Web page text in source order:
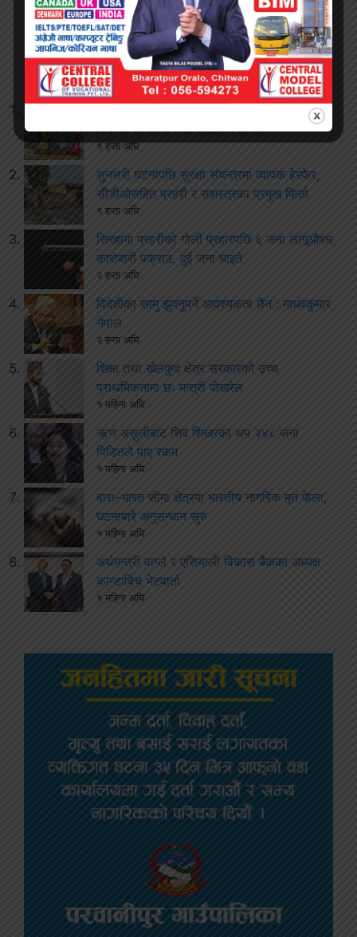
ताजा खबरः
विकास समितिमा रिता कँडेल मनोनित
१ हप्ता अघि
सुनसरी घटनापछि सुरक्षा संयन्त्रमा व्यापक हेरफेर,
सीडीओसहित प्रहरी र सशस्त्रका प्रमुख फिर्ता
१ हप्ता अघि
सिरहामा प्रहरीको गोली प्रहारपछि ६ जना लागूऔषध
कारोबारी पक्राउ, दुई जना घाइते
२ हप्ता अघि
विदेशीका सामु झुक्नुपर्ने आवश्यकता छैन : माधवकुमार
नेपाल
२ हप्ता अघि
शिक्षा तथा खेलकुद क्षेत्र सरकारको उच्च
प्राथमिकतामा छः मन्त्री पोखरेल
१ महिना अघि
ऋण असुलीबाट शिव शिखरका थप २४८ जना
पिडितले पाए रकम
१ महिना अघि
बारा–भारत सीमा क्षेत्रमा भारतीय नागरिक मृत फेला,
घटनाबारे अनुसन्धान सुरु
१ महिना अघि
अर्थमन्त्री वाग्ले र एसियाली विकास बैंकका अध्यक्ष
कान्डाबिच भेटवार्ता
१ महिना अघि